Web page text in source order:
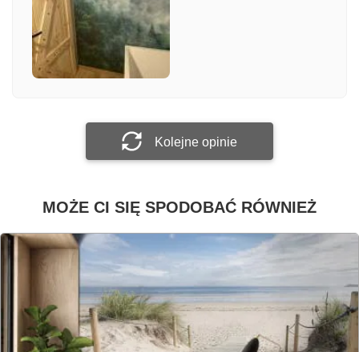
Załącz zdjęcie
Kolejne opinie
MOŻE CI SIĘ SPODOBAĆ RÓWNIEŻ